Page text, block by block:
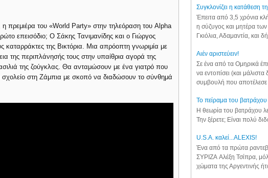
πρεμιέρα του «World Party» στην τηλεόραση του Alpha
επεισόδιο; Ο Σάκης Τανιμανίδης και ο Γιώργος
καταρράκτες της Βικτόρια. Μια απρόοπτη γνωριμία με
της περιπλάνησής τους στην υπαίθρια αγορά της
της ζούγκλας. Θα ανταμώσουν με ένα γιατρό που
σχολείο στη Ζάμπια με σκοπό να διαδώσουν το σύνθημά
Συγκλονίζει η κατάθεση
Έπειτα από 3,5 χρόνια
η σύζυγος και μητέρα
Γκιόλια, Αδαμαντία, και
Aιέν αριστεύειν!
Σε ένα από τα Ομηρικά
να εντοπίσει (και
συμβουλή που αποτέλεσε
Το πείραμα του
Η θεωρία του βατράχου
Την ξέρετε; Είναι πολύ
U.S.A. καλεί...ALEXIS!
Ένα από τα πρώτα
ΣΥΡΙΖΑ Αλέξη Τσίπρα,
χώματα της Αργεντινής